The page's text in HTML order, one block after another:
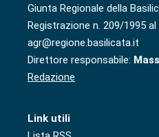
Giunta Regionale della
Registrazione n. 209/1995
agr@regione.basilicata.it
Direttore responsabile:
Redazione
Link utili